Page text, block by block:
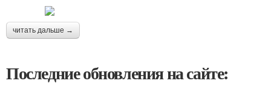
читать дальше →
Последние обновления на сайте: